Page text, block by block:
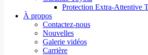
Protection Extra-Attentive
À propos
Contactez-nous
Nouvelles
Galerie vidéos
Carrière